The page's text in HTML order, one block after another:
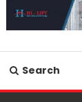
Search